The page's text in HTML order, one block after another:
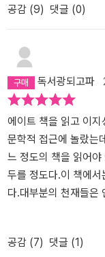
2차 세계대전 이후 손
회장 등의 국내 경영
가지 길을 권한다. 이
는 사람일수록 인문고
을 아는 자가 세상을
있는가? ‘돈 있는 사람만 대접받는 더러운 세상’이라는 말을 입에 달
고 사는 누군가들에게
는 갈수록 더 빈자가
군가들에게 묻고 싶
고 싶다. 떨리는 목소
고 있는가?” _185쪽 이지성이 말하는 인문고전 독서 노하우 - 해설서
공감 (9) 댓글 (0)
독서광되고파
에이트 책을 읽고 이
문학적 접근에 놀랐는
느 정도의 책을 읽어
두를 정도다.이 책에
다.대부분의 천재들은
과정을 수많은 사례
고 살았는지 참 가슴
공감 (7) 댓글 (1)